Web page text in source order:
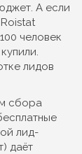
А если
человек
лидов
сбора
лид-
даёт